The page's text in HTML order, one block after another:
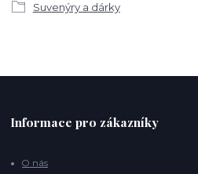
Suvenýry a dárky
Informace pro zákazníky
O nás